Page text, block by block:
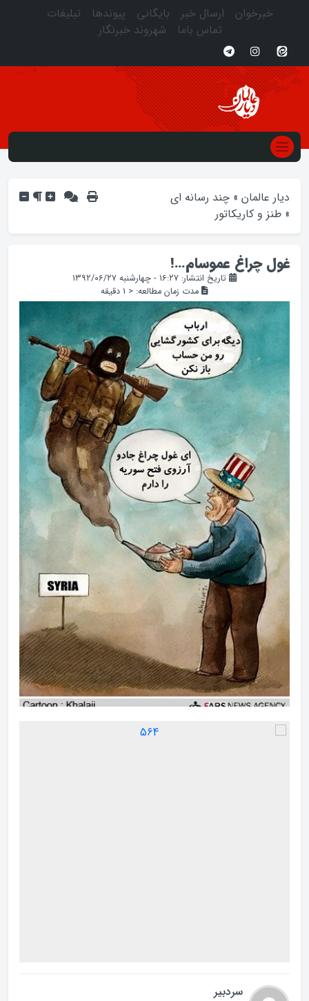
خبرخوان ارسال خبر بایگانی پیوندها
تبلیغات
تماس باما
شهروند خبرنگار
دیار عالمان » چند رسانه ای
» طنز و کاریکاتور
غول چراغ عموسام…!
تاریخ انتشار: ۱۶:۲۷ - چهارشنبه ۱۳۹۲/۰۶/۲۷
مدت زمان مطالعه: < 1 دقیقه
سردبیر